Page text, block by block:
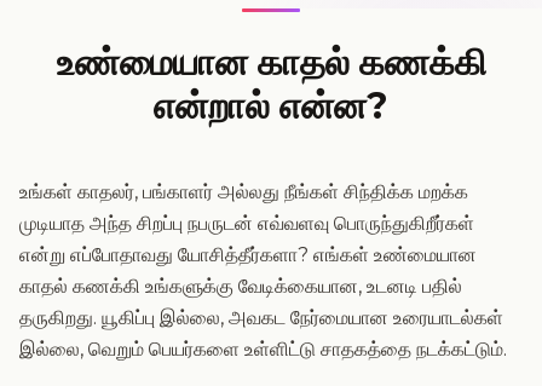
பங்காளரின் ராசி விருப்பமானது
உண்மையான காதல் கணக்கி
என்றால் என்ன?
உங்கள் காதலர், பங்காளர் அல்லது நீங்கள் சிந்திக்க மறக்க
முடியாத அந்த சிறப்பு நபருடன் எவ்வளவு பொருந்துகிறீர்கள்
என்று எப்போதாவது யோசித்தீர்களா? எங்கள் உண்மையான
காதல் கணக்கி உங்களுக்கு வேடிக்கையான, உடனடி பதில்
தருகிறது. யூகிப்பு இல்லை, அவகட நேர்மையான உரையாடல்கள்
இல்லை, வெறும் பெயர்களை உள்ளிட்டு சாதகத்தை நடக்கட்டும்.